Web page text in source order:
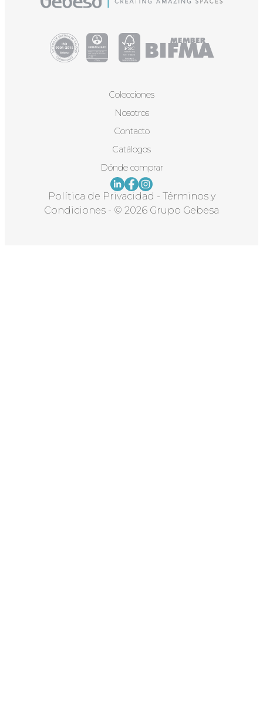
Colecciones
Nosotros
Contacto
Catálogos
Dónde comprar
Política de Privacidad - Términos y
Condiciones - © 2026 Grupo Gebesa